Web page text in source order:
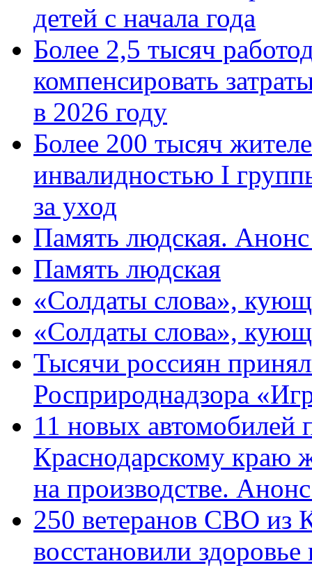
детей с начала года
Более 2,5 тысяч
компенсировать
в 2026 году
Более 200 тысяч
инвалидностью I
за уход
Память людская.
Память людская
«Солдаты слова»,
«Солдаты слова»,
Тысячи россиян
Росприроднадзора
11 новых автомобилей
Краснодарскому краю
на производстве.
250 ветеранов СВО из
восстановили